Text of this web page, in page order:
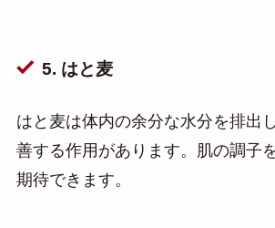
5. はと麦
はと麦は体内の余分な水分を排出
善する作用があります。肌の調子
期待できます。